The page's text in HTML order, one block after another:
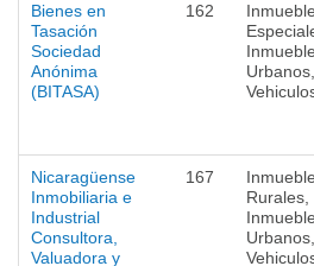
Bienes en
Tasación
Sociedad
Anónima
(BITASA)
162
Urbanos,
Nicaragüense
Inmobiliaria e
Industrial
Consultora,
Valuadora y
167
Rurales,
Urbanos,